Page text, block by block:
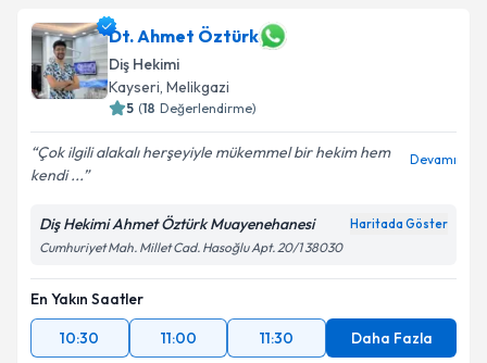
Dt. Ahmet Öztürk
Diş Hekimi
Kayseri, Melikgazi
5 (18 Değerlendirme)
Çok ilgili alakalı herşeyiyle mükemmel bir hekim hem
kendi ...
Devamı
Diş Hekimi Ahmet Öztürk Muayenehanesi Haritada Göster
Cumhuriyet Mah. Millet Cad. Hasoğlu Apt. 20/1 38030
En Yakın Saatler
10:30
11:00 11:30 Daha Fazla